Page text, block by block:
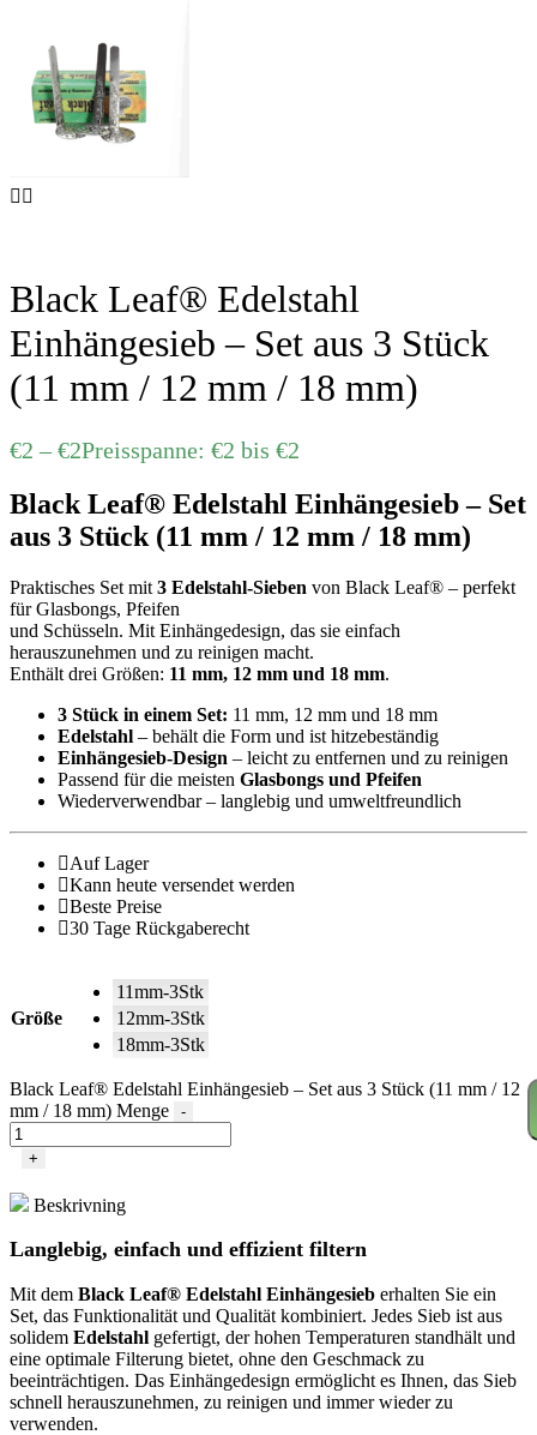
Black Leaf® Edelstahl
Einhängesieb – Set aus 3 Stück
(11 mm / 12 mm / 18 mm)
€2 –€2Preisspanne: €2 bis €2
Black Leaf® Edelstahl Einhängesieb – Set
aus 3 Stück (11 mm / 12 mm / 18 mm)
Praktisches Set mit 3 Edelstahl-Sieben von Black Leaf® – perfekt
für Glasbongs, Pfeifen
und Schüsseln. Mit Einhängedesign, das sie einfach
herauszunehmen und zu reinigen macht.
Enthält drei Größen: 11 mm, 12 mm und 18 mm.
3 Stück in einem Set: 11 mm, 12 mm und 18 mm
Edelstahl – behält die Form und ist hitzebeständig
Einhängesieb-Design – leicht zu entfernen und zu reinigen
Passend für die meisten Glasbongs und Pfeifen
Wiederverwendbar – langlebig und umweltfreundlich
Auf Lager
Kann heute versendet werden
Beste Preise
30 Tage Rückgaberecht
Größe
11mm-3Stk
12mm-3Stk
18mm-3Stk
Black Leaf® Edelstahl Einhängesieb – Set aus 3 Stück (11 mm / 12
mm / 18 mm) Menge
-
+
Beskrivning
Langlebig, einfach und effizient filtern
Mit dem Black Leaf® Edelstahl Einhängesieb erhalten Sie ein
Set, das Funktionalität und Qualität kombiniert. Jedes Sieb ist aus
solidem Edelstahl gefertigt, der hohen Temperaturen standhält und
eine optimale Filterung bietet, ohne den Geschmack zu
beeinträchtigen. Das Einhängedesign ermöglicht es Ihnen, das Sieb
schnell herauszunehmen, zu reinigen und immer wieder zu
verwenden.